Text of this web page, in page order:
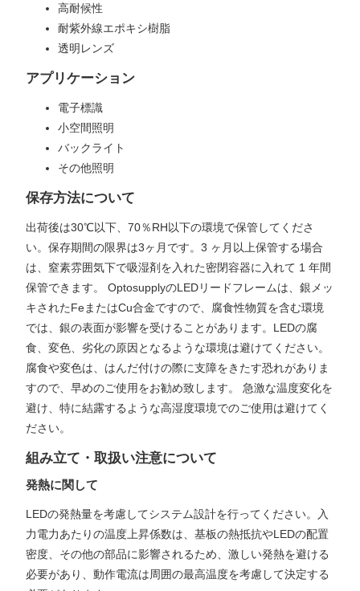
高耐候性
耐紫外線エポキシ樹脂
透明レンズ
アプリケーション
電子標識
小空間照明
バックライト
その他照明
保存方法について
出荷後は30℃以下、70％RH以下の環境で保管してくださ
い。保存期間の限界は3ヶ月です。3 ヶ月以上保管する場合
は、窒素雰囲気下で吸湿剤を入れた密閉容器に入れて 1 年間
保管できます。 OptosupplyのLEDリードフレームは、銀メッ
キされたFeまたはCu合金ですので、腐食性物質を含む環境
では、銀の表面が影響を受けることがあります。LEDの腐
食、変色、劣化の原因となるような環境は避けてください。
腐食や変色は、はんだ付けの際に支障をきたす恐れがありま
すので、早めのご使用をお勧め致します。 急激な温度変化を
避け、特に結露するような高湿度環境でのご使用は避けてく
ださい。
組み立て・取扱い注意について
発熱に関して
LEDの発熱量を考慮してシステム設計を行ってください。入
力電力あたりの温度上昇係数は、基板の熱抵抗やLEDの配置
密度、その他の部品に影響されるため、激しい発熱を避ける
必要があり、動作電流は周囲の最高温度を考慮して決定する